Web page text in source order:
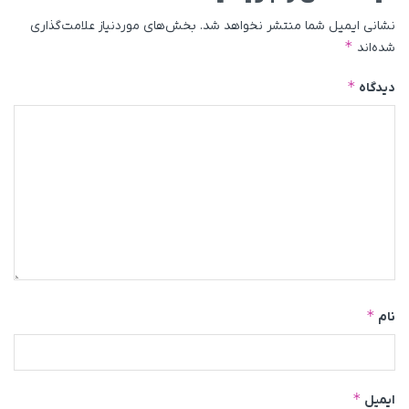
نشانی ایمیل شما منتشر نخواهد شد. بخش‌های موردنیاز علامت‌گذاری
شده‌اند *
دیدگاه *
نام *
ایمیل *